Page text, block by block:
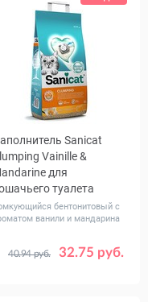
Sanicat
Vainille &
для
туалета
бентонитовый с
ванили и мандарина
32.75 руб.
40.94 руб.
8